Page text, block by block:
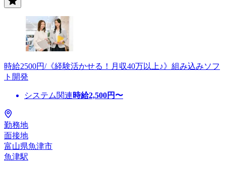
時給2500円/《経験活かせる！月収40万以上♪》組み込みソフ
ト開発
システム関連時給2,500円〜
勤務地
面接地
富山県魚津市
魚津駅